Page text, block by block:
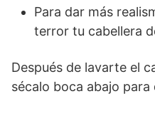
Para dar más
terror tu cabellera
Después de lavarte el
sécalo boca abajo para